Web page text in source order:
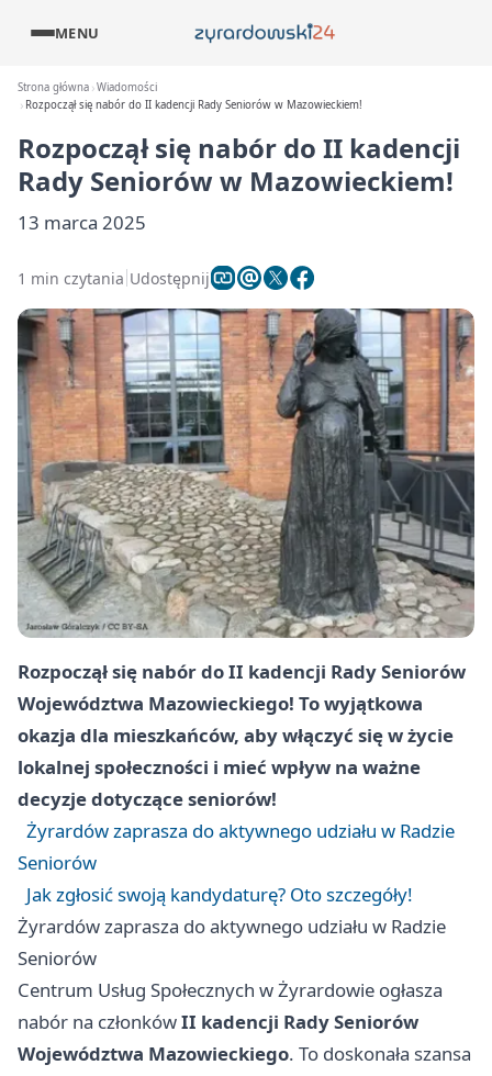
MENU
Strona główna Wiadomości
Rozpoczął się nabór do II kadencji Rady Seniorów w Mazowieckiem!
Rozpoczął się nabór do II kadencji
Rady Seniorów w Mazowieckiem!
13 marca 2025
1 min czytania Udostępnij
Rozpoczął się nabór do II kadencji Rady Seniorów
Województwa Mazowieckiego! To wyjątkowa
okazja dla mieszkańców, aby włączyć się w życie
lokalnej społeczności i mieć wpływ na ważne
decyzje dotyczące seniorów!
Żyrardów zaprasza do aktywnego udziału w Radzie
Seniorów
Jak zgłosić swoją kandydaturę? Oto szczegóły!
Żyrardów zaprasza do aktywnego udziału w Radzie
Seniorów
Centrum Usług Społecznych w Żyrardowie ogłasza
nabór na członkówII kadencji Rady Seniorów
Województwa Mazowieckiego. To doskonała szansa